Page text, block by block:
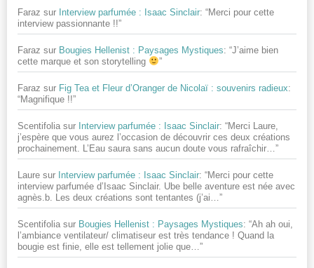
Faraz sur Interview parfumée : Isaac Sinclair: “Merci pour cette
interview passionnante !!”
Faraz sur Bougies Hellenist : Paysages Mystiques: “J’aime bien
cette marque et son storytelling
”
Faraz sur Fig Tea et Fleur d’Oranger de Nicolaï : souvenirs radieux:
“Magnifique !!”
Scentifolia sur Interview parfumée : Isaac Sinclair: “Merci Laure,
j’espère que vous aurez l’occasion de découvrir ces deux créations
prochainement. L’Eau saura sans aucun doute vous rafraîchir… ”
Laure sur Interview parfumée : Isaac Sinclair: “Merci pour cette
interview parfumée d’Isaac Sinclair. Ube belle aventure est née avec
agnès.b. Les deux créations sont tentantes (j’ai… ”
Scentifolia sur Bougies Hellenist : Paysages Mystiques: “Ah ah oui,
l’ambiance ventilateur/ climatiseur est très tendance ! Quand la
bougie est finie, elle est tellement jolie que… ”